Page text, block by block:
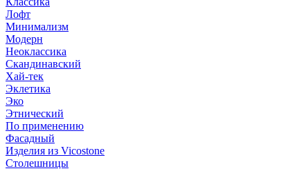
Лофт
Минимализм
Модерн
Неоклассика
Скандинавский
Хай-тек
Эклетика
Эко
Этнический
По применению
Фасадный
Изделия из Vicostone
Столешницы